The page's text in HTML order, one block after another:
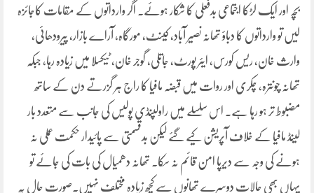
بچہ اور ایک لڑکا اجتماعی بدفعلی کا شکار ہوئے۔ اگر وارداتوں کے مقامات کاجائزہ
لیں تو وارداتوں کا دباؤ تھانہ نصیر آباد، کینٹ، مورگاہ، آراے بازار، پیرودھائی،
وارث خان، ریس کورس، ایئر پورٹ، جاتلی، گوجر خان، ٹیکسلا میں زیادہ رہا، جبکہ
تھانہ چونترہ، چکری اور روات میں قبضہ مافیا کا راج ہر گزرتے دن کے ساتھ
مضبوط تر ہو رہا ہے۔ اس سلسلے میں راولپنڈی پولیس کی جانب سے متعدد بار
لینڈ مافیا کے خلاف آپریشن کیے گئے لیکن بدقسمتی سے پائیدار حکمت عملی نہ
ہونے کی وجہ سے دیرپا امن قائم نہ سکا۔ تھانہ دھمیال کی بات کی جائے تو
یہاں بھی حالات دوسرے تھانوں سے کچھ زیادہ مختلف نہیں۔صورت حال یہ